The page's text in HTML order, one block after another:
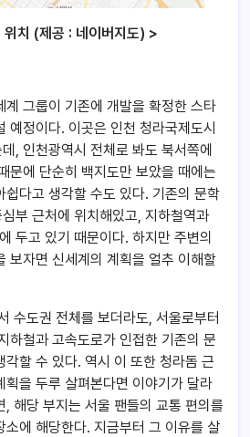
위치 (제공 : 네이버지도) >
계 그룹이 기존에 개발을 확정한 스타
예정이다. 이곳은 인천 청라국제도시
, 인천광역시 전체로 봐도 북서쪽에
문에 단순히 백지도만 보았을 때에는
쉽다고 생각할 수도 있다. 기존의 문학
부 근처에 위치해있고, 지하철역과
두고 있기 때문이다. 하지만 주변의
보자면 신세계의 계획을 얼추 이해할
수도권 전체를 보더라도, 서울로부터
하철과 고속도로가 인접한 기존의 문
각할 수 있다. 역시 이 또한 청라돔 근
획을 두루 살펴본다면 이야기가 달라
, 해당 부지는 서울 팬들의 교통 편의를
소에 해당한다. 지금부터 그 이유를 살